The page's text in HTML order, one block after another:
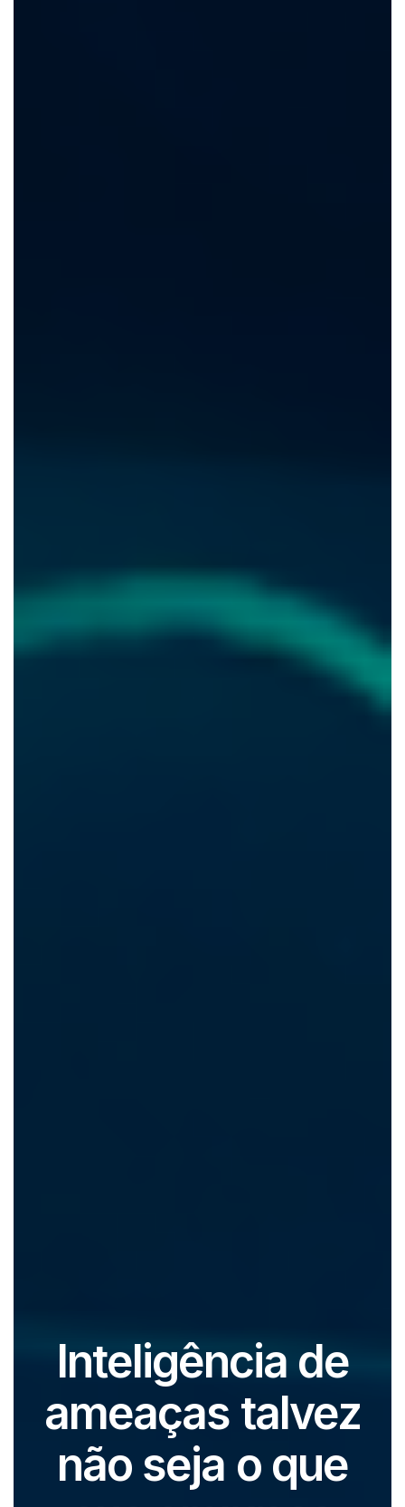
Inteligência de
ameaças talvez
não seja o que